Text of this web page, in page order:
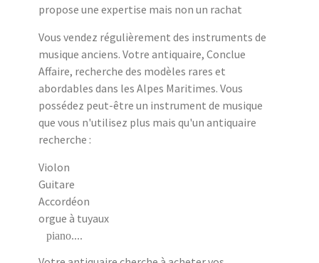
propose une expertise mais non un rachat
Vous vendez régulièrement des instruments de
musique anciens. Votre antiquaire, Conclue
Affaire, recherche des modèles rares et
abordables dans les Alpes Maritimes. Vous
possédez peut-être un instrument de musique
que vous n'utilisez plus mais qu'un antiquaire
recherche :
Violon
Guitare
Accordéon
orgue à tuyaux
piano....